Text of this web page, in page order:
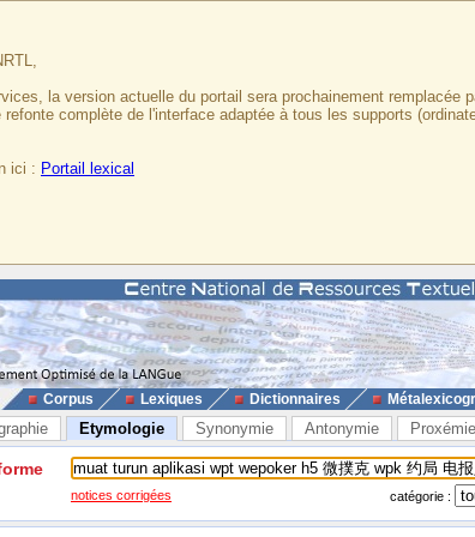
la version actuelle du portail sera prochainement remplacée
refonte complète de l'interface adaptée à tous les supports
ici : Portail lexical
Corpus Lexiques Dictionnaires
Etymologie Synonymie Antonymie Proxémie
notices corrigées catégorie :